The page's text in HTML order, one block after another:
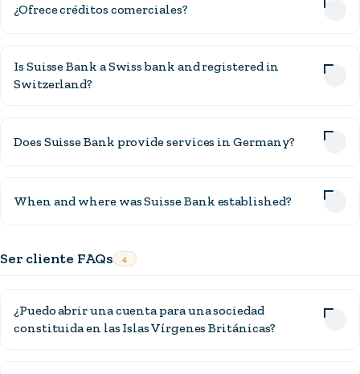
¿Ofrece créditos comerciales?
Is Suisse Bank a Swiss bank and registered in
Switzerland?
Does Suisse Bank provide services in Germany?
When and where was Suisse Bank established?
Ser cliente FAQs 4
¿Puedo abrir una cuenta para una sociedad
constituida en las Islas Vírgenes Británicas?